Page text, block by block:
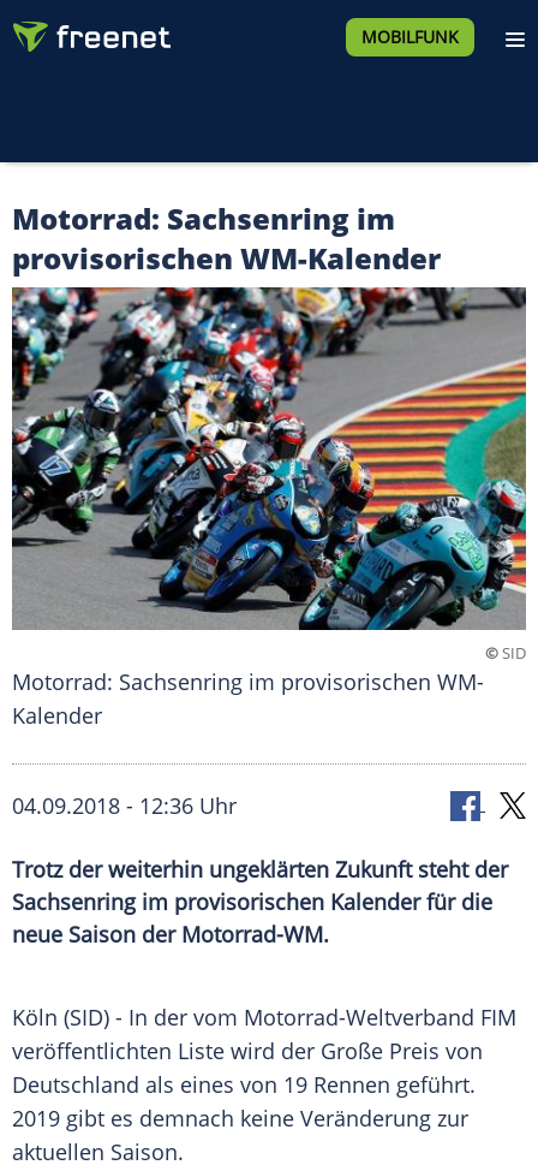
MOBILFUNK
Motorrad: Sachsenring im
provisorischen WM-Kalender
©SID
Motorrad: Sachsenring im provisorischen WM-
Kalender
04.09.2018 - 12:36 Uhr
Trotz der weiterhin ungeklärten Zukunft steht der
Sachsenring im provisorischen Kalender für die
neue Saison der Motorrad-WM.
Köln (SID) - In der vom Motorrad-Weltverband FIM
veröffentlichten Liste wird der Große Preis von
Deutschland als eines von 19 Rennen geführt.
2019 gibt es demnach keine Veränderung zur
aktuellen Saison.